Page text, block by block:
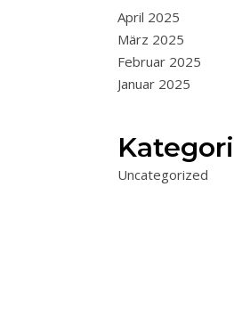
April 2025
März 2025
Februar 2025
Januar 2025
Uncategorized